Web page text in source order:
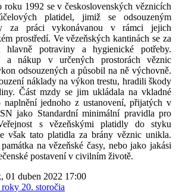
1992 se v československých věznicích
platidel, jimiž se odsouzeným
za práci vykonávanou v rámci jejich
prostředí. Ve vězeňských kantinách se za
hlavně potraviny a hygienické potřeby.
a nákup v určených prostorách věznic
odsouzených a působil na ně výchovně.
náklady na výkon trestu, hradili škody
Část mzdy se jim ukládala na vkladné
jednoho z ustanovení, přijatých v
jako Standardní minimální pravidla pro
s vězeňskými platidly do styku
však tato platidla za brány věznic unikla.
na vězeňské časy, nebo jako jakási
postavení v civilním životě.
01 duben 2022 17:00
20. storočia